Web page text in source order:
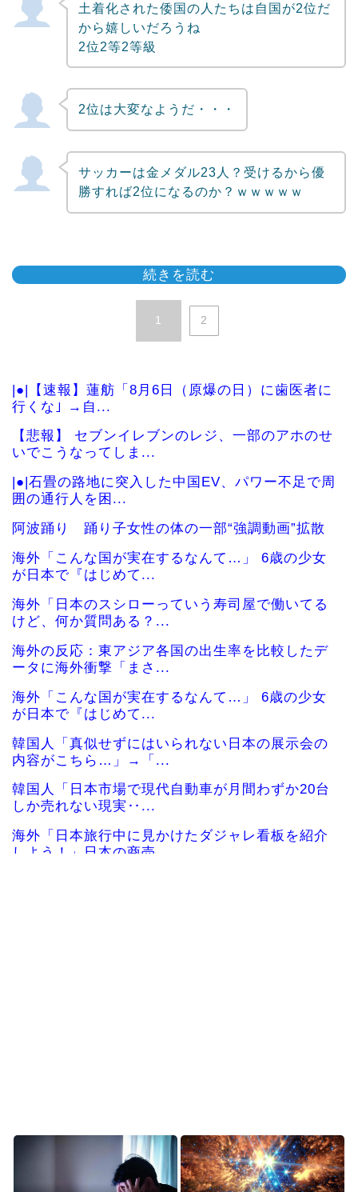
土着化された倭国の人たちは自国が2位だ
から嬉しいだろうね
2位2等2等級
2位は大変なようだ・・・
サッカーは金メダル23人？受けるから優
勝すれば2位になるのか？ｗｗｗｗｗ
続きを読む
1 2
|●|【速報】蓮舫「8月6日（原爆の日）に歯医者に
行くな｣ →自...
【悲報】 セブンイレブンのレジ、一部のアホのせ
いでこうなってしま...
|●|石畳の路地に突入した中国EV、パワー不足で周
囲の通行人を困...
阿波踊り 踊り子女性の体の一部“強調動画”拡散
海外「こんな国が実在するなんて…」 6歳の少女
が日本で『はじめて...
海外「日本のスシローっていう寿司屋で働いてる
けど、何か質問ある？...
海外の反応：東アジア各国の出生率を比較したデ
ータに海外衝撃「まさ...
海外「こんな国が実在するなんて…」 6歳の少女
が日本で『はじめて...
韓国人「真似せずにはいられない日本の展示会の
内容がこちら…」→「...
韓国人「日本市場で現代自動車が月間わずか20台
しか売れない現実‥...
海外「日本旅行中に見かけたダジャレ看板を紹介
しよう！」日本の商売...
Powered by livedoor 相互RSS